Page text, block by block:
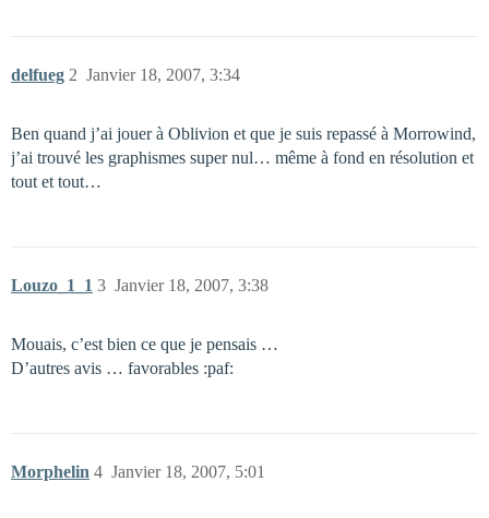
delfueg Janvier 18, 2007, 3:34
2
Ben quand j’ai jouer à Oblivion et que je suis repassé à Morrowind,
j’ai trouvé les graphismes super nul… même à fond en résolution et
tout et tout…
Louzo_1_1 Janvier 18, 2007, 3:38
3
Mouais, c’est bien ce que je pensais …
D’autres avis … favorables :paf:
Morphelin Janvier 18, 2007, 5:01
4